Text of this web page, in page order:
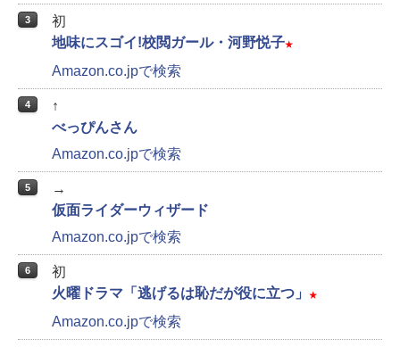
3
初
地味にスゴイ!校閲ガール・河野悦子★
Amazon.co.jpで検索
4
↑
べっぴんさん
Amazon.co.jpで検索
5
→
仮面ライダーウィザード
Amazon.co.jpで検索
6
初
火曜ドラマ「逃げるは恥だが役に立つ」
★
Amazon.co.jpで検索